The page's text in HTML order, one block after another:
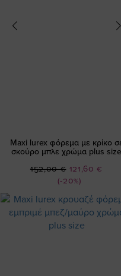
Maxi lurex φόρεμα με κρίκο
σκούρο μπλε χρώμα plus size
(-20%)
Ειδική
Τιμή
121,60 €
152,00 €